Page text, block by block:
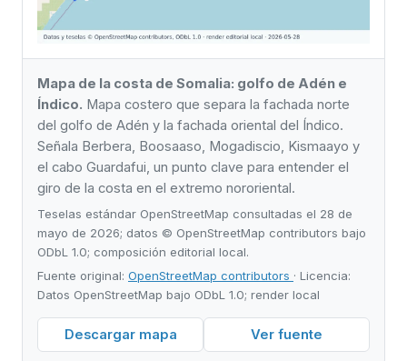
Mapa de la costa de Somalia: golfo de Adén e
Índico. Mapa costero que separa la fachada norte
del golfo de Adén y la fachada oriental del Índico.
Señala Berbera, Boosaaso, Mogadiscio, Kismaayo y
el cabo Guardafui, un punto clave para entender el
giro de la costa en el extremo nororiental.
Teselas estándar OpenStreetMap consultadas el 28 de
mayo de 2026; datos © OpenStreetMap contributors bajo
ODbL 1.0; composición editorial local.
Fuente original: OpenStreetMap contributors · Licencia:
Datos OpenStreetMap bajo ODbL 1.0; render local
Descargar mapa Ver fuente